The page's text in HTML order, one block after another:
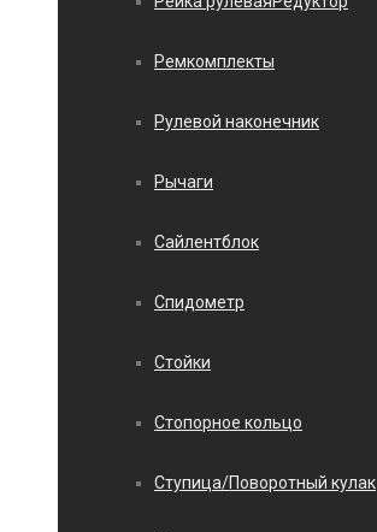
Ремкомплекты
Рулевой наконечник
Рычаги
Сайлентблок
Спидометр
Стойки
Стопорное кольцо
Ступица/Поворотный кулак